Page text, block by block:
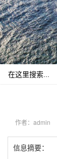
作者：admin
信息摘要：